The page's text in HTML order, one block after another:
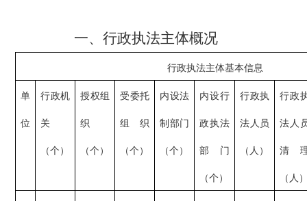
一、 行政执法主体概况
行政执法主体基本信息
单
位
行政机
关
（个）
授权组
织
（个）
受委托
组织
（个）
内设法
制部门
（个）
内设行
政执法
部门
（个）
行政执
法人员
（人）
行政
法人
清
（人